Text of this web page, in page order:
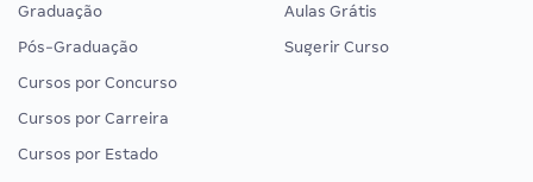
Graduação
Pós-Graduação
Cursos por Concurso
Cursos por Carreira
Cursos por Estado
Aulas Grátis
Sugerir Curso